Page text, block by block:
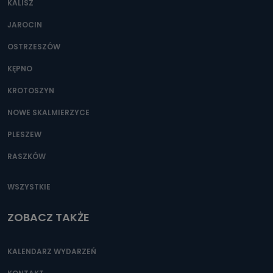
Można to zrobić pod numerem telefonu 62 735-51-05 lub
KALISZ
JAROCIN
OSTRZESZÓW
KĘPNO
KROTOSZYN
NOWE SKALMIERZYCE
PLESZEW
RASZKÓW
WSZYSTKIE
ZOBACZ TAKŻE
KALENDARZ WYDARZEŃ